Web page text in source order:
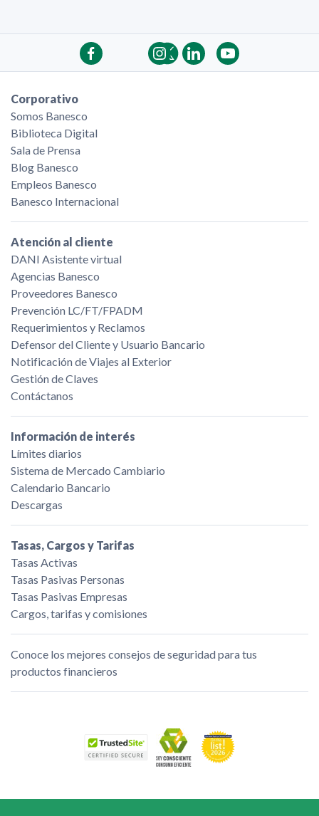
Corporativo
Somos Banesco
Biblioteca Digital
Sala de Prensa
Blog Banesco
Empleos Banesco
Banesco Internacional
Atención al cliente
DANI Asistente virtual
Agencias Banesco
Proveedores Banesco
Prevención LC/FT/FPADM
Requerimientos y Reclamos
Defensor del Cliente y Usuario Bancario
Notificación de Viajes al Exterior
Gestión de Claves
Contáctanos
Información de interés
Límites diarios
Sistema de Mercado Cambiario
Calendario Bancario
Descargas
Tasas, Cargos y Tarifas
Tasas Activas
Tasas Pasivas Personas
Tasas Pasivas Empresas
Cargos, tarifas y comisiones
Conoce los mejores consejos de seguridad para tus
productos financieros